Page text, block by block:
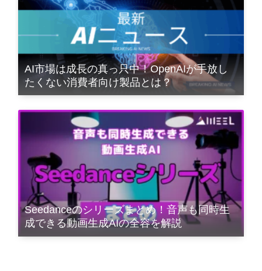
AI市場は成長の真っ只中！OpenAIが手放し
たくない消費者向け製品とは？
Seedanceのシリーズまとめ！音声も同時生
成できる動画生成AIの全容を解説